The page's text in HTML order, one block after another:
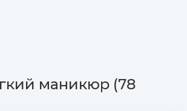
маникюр (78